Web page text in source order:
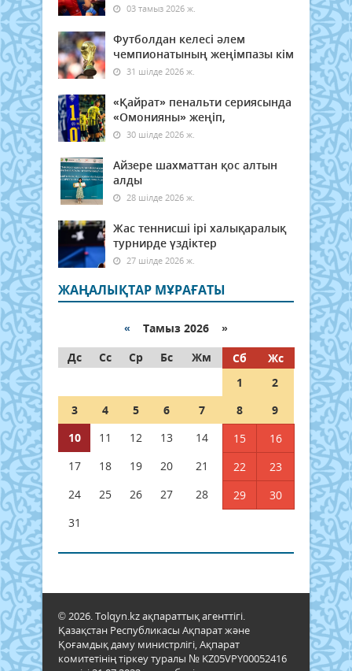
03 тамыз 2026 ж.
Футболдан келесі әлем
чемпионатының жеңімпазы кім
31 шілде 2026 ж.
«Қайрат» пенальти сериясында
«Омонияны» жеңіп,
30 шілде 2026 ж.
Айзере шахматтан қос алтын
алды
28 шілде 2026 ж.
Жас теннисші ірі халықаралық
турнирде үздіктер
27 шілде 2026 ж.
ЖАҢАЛЫҚТАР МҰРАҒАТЫ
« Тамыз 2026 »
Дс
Сс Ср Бс Жм Сб
Жс
1
2
3
4 5 6 7 8
9
10
11 12 13 14 15
16
17
18 19 20 21 22
23
24
25 26 27 28 29
30
31
© 2026. Tolqyn.kz ақпараттық агенттігі.
Қазақстан Республикасы Ақпарат және
Қоғамдық даму министрлігі, Ақпарат
комитетінің тіркеу туралы № KZ05VPY00052416